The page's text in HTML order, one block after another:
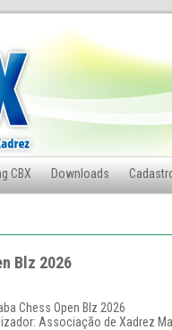
CBX Downloads
Blz 2026
Chess Open Blz 2026
Associação de Xadrez